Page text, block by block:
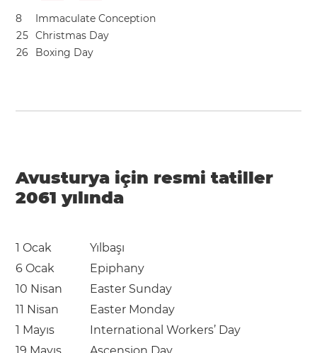
8
Immaculate Conception
25 Christmas Day
26 Boxing Day
Avusturya için resmi tatiller
2061 yılında
1 Ocak
Yılbaşı
6 Ocak
Epiphany
10 Nisan
Easter Sunday
11 Nisan
Easter Monday
1 Mayıs
International Workers’ Day